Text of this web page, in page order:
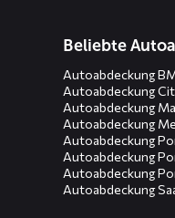
Beliebte
Autoabdeckung
Autoabdeckung
Autoabdeckung
Autoabdeckung
Autoabdeckung
Autoabdeckung
Autoabdeckung
Autoabdeckung